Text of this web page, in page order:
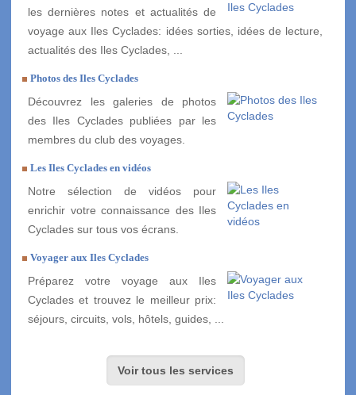
les dernières notes et actualités de
voyage aux Iles Cyclades: idées sorties, idées de lecture,
actualités des Iles Cyclades, ...
Photos des Iles Cyclades
Découvrez les galeries de photos
des Iles Cyclades publiées par les
membres du club des voyages.
Les Iles Cyclades en vidéos
Notre sélection de vidéos pour
enrichir votre connaissance des Iles
Cyclades sur tous vos écrans.
Voyager aux Iles Cyclades
Préparez votre voyage aux Iles
Cyclades et trouvez le meilleur prix:
séjours, circuits, vols, hôtels, guides, ...
Voir tous les services